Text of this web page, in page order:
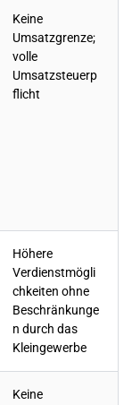
Keine
Umsatzgrenze;
volle
Umsatzsteuerp
flicht
Höhere
Verdienstmögli
chkeiten ohne
Beschränkunge
n durch das
Kleingewerbe
Keine